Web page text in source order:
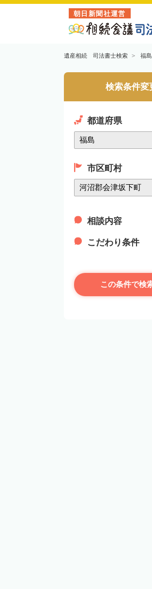
朝日新聞社運営
遺産相続 司法書士検索 福
検索条件変
都道府県
市区町村
相談内容
こだわり条件
この条件で検